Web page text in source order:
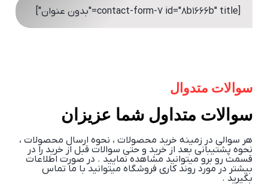
سوالات متدوال
سوالات متداول شما عزیزان
هر سوالی در زمینه خرید محصولات ، نحوه ارسال محصولات ،
نحوه پشتیبانی بعد از خرید و حتی سوالات قبل از خرید را در
قسمت رو برو میتوانید مشاهده نمایید . در صورت اطلاعات
بیشتر در مورد روند کاری فروشگاه میتوانید با ما تماس
بگیرید .